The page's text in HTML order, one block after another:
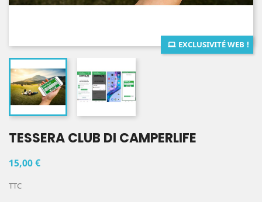
EXCLUSIVITÉ WEB !
TESSERA CLUB DI CAMPERLIFE
15,00 €
TTC